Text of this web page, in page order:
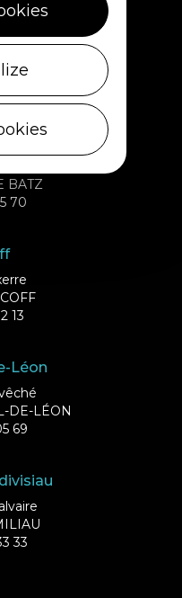
BATZ
70
13
Léon
DE-LÉON
69
33